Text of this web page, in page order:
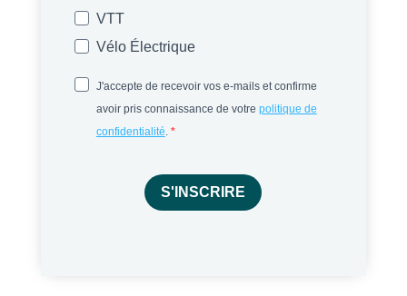
VTT
Vélo Électrique
J'accepte de recevoir vos e-mails et confirme
avoir pris connaissance de votre politique de
confidentialité.
S'INSCRIRE